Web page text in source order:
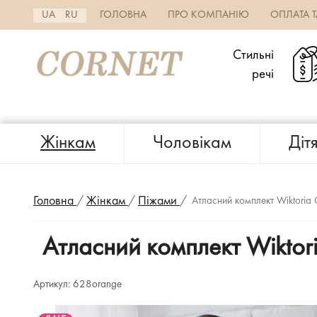
UA RU ГОЛОВНА ПРО КОМПАНІЮ ОПЛАТА
Стильні
речі
Жінкам Чоловікам
Головна / Жінкам / Піжами / Атласний комплект Wiktoria
Атласний комплект
Артикул: 628orange